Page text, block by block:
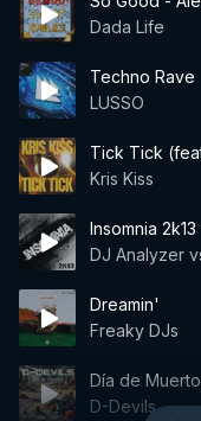
Dada Life
Techno Rave
LUSSO
Tick Tick
Kris Kiss
Insomnia
DJ Analyzer
Dreamin'
Freaky DJs
Día de
D-Devils